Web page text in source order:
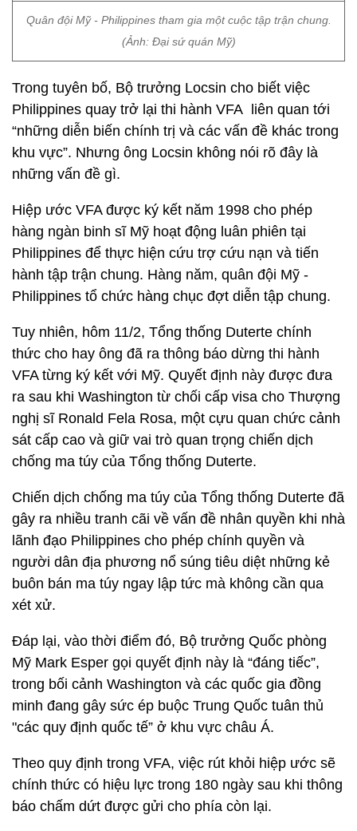
Quân đội Mỹ - Philippines tham gia một cuộc tập trận chung.
(Ảnh: Đại sứ quán Mỹ)
Trong tuyên bố, Bộ trưởng Locsin cho biết việc
Philippines quay trở lại thi hành VFA liên quan tới
“những diễn biến chính trị và các vấn đề khác trong
khu vực”. Nhưng ông Locsin không nói rõ đây là
những vấn đề gì.
Hiệp ước VFA được ký kết năm 1998 cho phép
hàng ngàn binh sĩ Mỹ hoạt động luân phiên tại
Philippines để thực hiện cứu trợ cứu nạn và tiến
hành tập trận chung. Hàng năm, quân đội Mỹ -
Philippines tổ chức hàng chục đợt diễn tập chung.
Tuy nhiên, hôm 11/2, Tổng thống Duterte chính
thức cho hay ông đã ra thông báo dừng thi hành
VFA từng ký kết với Mỹ. Quyết định này được đưa
ra sau khi Washington từ chối cấp visa cho Thượng
nghị sĩ Ronald Fela Rosa, một cựu quan chức cảnh
sát cấp cao và giữ vai trò quan trọng chiến dịch
chống ma túy của Tổng thống Duterte.
Chiến dịch chống ma túy của Tổng thống Duterte đã
gây ra nhiều tranh cãi về vấn đề nhân quyền khi nhà
lãnh đạo Philippines cho phép chính quyền và
người dân địa phương nổ súng tiêu diệt những kẻ
buôn bán ma túy ngay lập tức mà không cần qua
xét xử.
Đáp lại, vào thời điểm đó, Bộ trưởng Quốc phòng
Mỹ Mark Esper gọi quyết định này là “đáng tiếc”,
trong bối cảnh Washington và các quốc gia đồng
minh đang gây sức ép buộc Trung Quốc tuân thủ
"các quy định quốc tế” ở khu vực châu Á.
Theo quy định trong VFA, việc rút khỏi hiệp ước sẽ
chính thức có hiệu lực trong 180 ngày sau khi thông
báo chấm dứt được gửi cho phía còn lại.